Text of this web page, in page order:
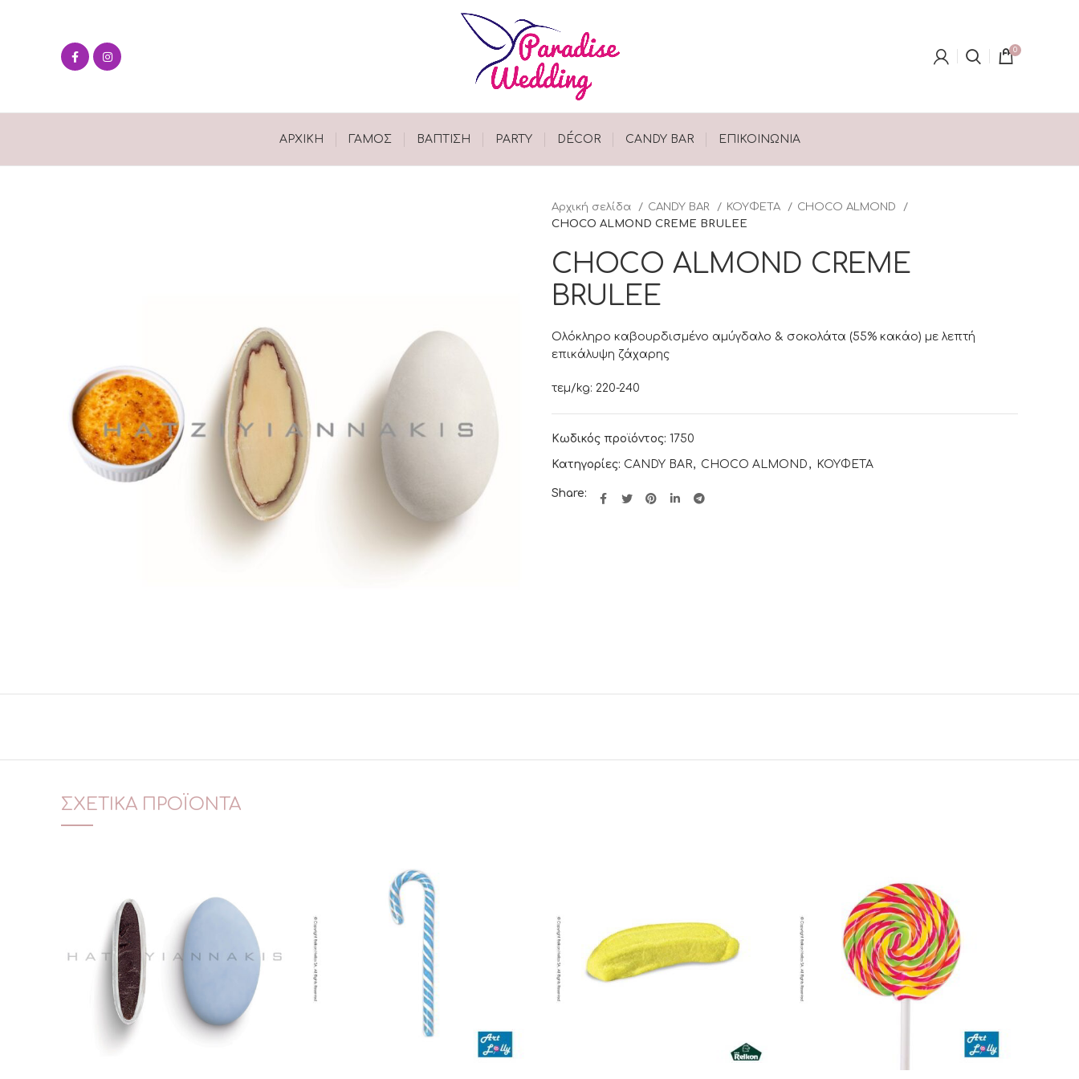
0
ΑΡΧΙΚΉ ΓΑΜΟΣ ΒΑΠΤΙΣΗ PARTY DÉCOR CANDY BAR ΕΠΙΚΟΙΝΩΝΊΑ
Αρχική σελίδα CANDY BAR ΚΟΥΦΕΤΑ
CHOCO ALMOND
CHOCO ALMOND CREME BRULEE
CHOCO ALMOND CREME
BRULEE
Ολόκληρο καβουρδισμένο αμύγδαλο & σοκολάτα (55% κακάο) με λεπτή
επικάλυψη ζάχαρης
τεμ/kg: 220-240
Κωδικός προϊόντος: 1750
Κατηγορίες: CANDY BAR, CHOCO ALMOND , ΚΟΥΦΕΤΑ
Share:
ΣΧΕΤΙΚΆ ΠΡΟΪΌΝΤΑ